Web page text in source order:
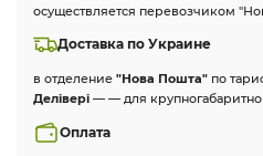
осуществляется перевозчиком
Доставка по Украине
в отделение "Нова Пошта" по
Делівері — — для
Оплата